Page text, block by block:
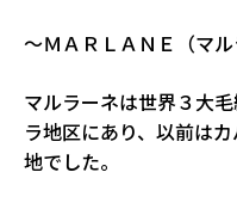
〜ＭＡＲＬＡＮＥ（マ
マルラーネは世界３大
ラ地区にあり、以前は
地でした。